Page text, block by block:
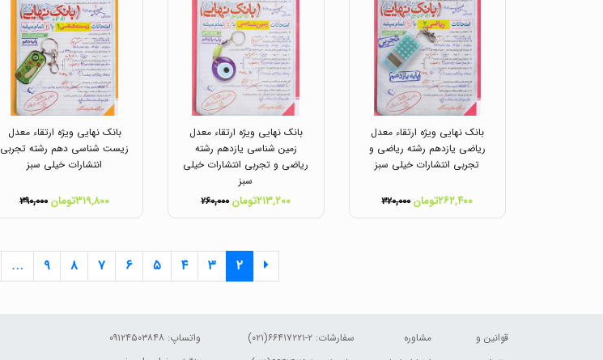
بانک نهایی ویژه ارتقاء معدل
ریاضی یازدهم رشته ریاضی و
تجربی انتشارات خیلی سبز
۲۶۲,۴۰۰تومان ۳۲۰,۰۰۰
بانک نهایی ویژه ارتقاء معدل
زمین شناسی یازدهم رشته
ریاضی و تجربی انتشارات خیلی
سبز
۲۱۳,۲۰۰تومان ۲۶۰,۰۰۰
بانک نهایی ویژه ارتقاء معدل
زیست شناسی دهم رشته تجربی
انتشارات خیلی سبز
۳۱۹,۸۰۰تومان ۳۹۰,۰۰۰
۲ ۳ ۴ ۵ ۶ ۷ ۸ ۹ ...
قوانین و مشاوره سفارشات: ۲-۶۶۴۱۷۲۲۱(۰۲۱) واتساپ: ۰۹۱۲۴۵۰۳۸۴۸